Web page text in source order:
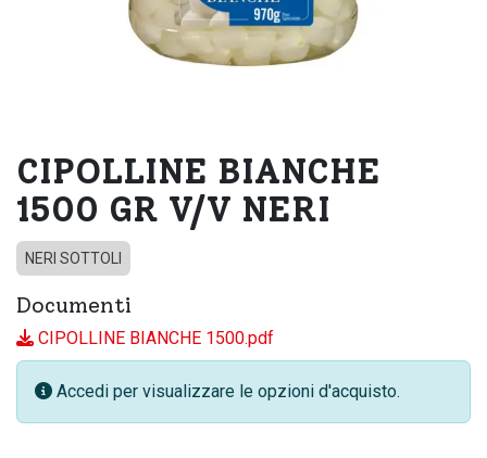
CIPOLLINE BIANCHE
1500 GR V/V NERI
NERI SOTTOLI
Documenti
CIPOLLINE BIANCHE 1500.pdf
Accedi per visualizzare le opzioni d'acquisto.